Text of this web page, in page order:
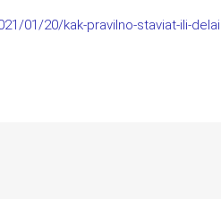
01/20/kak-pravilno-staviat-ili-